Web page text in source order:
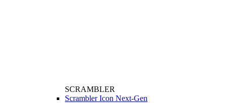
SCRAMBLER
Scrambler Icon Next-Gen